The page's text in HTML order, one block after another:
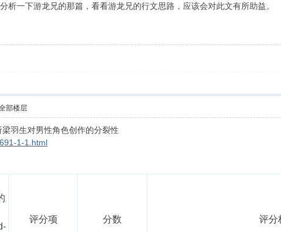
析一下游龙兄的那篇，看看游龙兄的行文思路，应该会对此文有所助益。
部楼层
羽生对男性角色创作的分裂性
1-1.html
评分项 分数 评分